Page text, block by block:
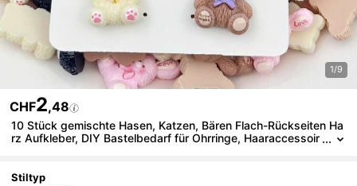
1/9
CHF2,48
10 Stück gemischte Hasen, Katzen, Bären Flach-Rückseiten Ha
rz Aufkleber, DIY Bastelbedarf für Ohrringe, Haaraccessoir
Stiltyp